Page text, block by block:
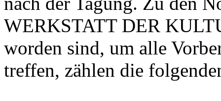
WERKSTATT DER
worden sind, um alle
treffen, zählen die